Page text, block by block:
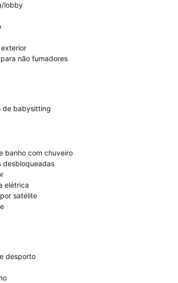
lobby
exterior
não fumadores
de babysitting
banho com chuveiro
desbloqueadas
elétrica
satélite
desporto